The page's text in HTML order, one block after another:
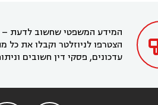
המידע המשפטי שחשוב לדעת –
הצטרפו לניוזלטר וקבלו את
עדכונים, פסקי דין חשובים